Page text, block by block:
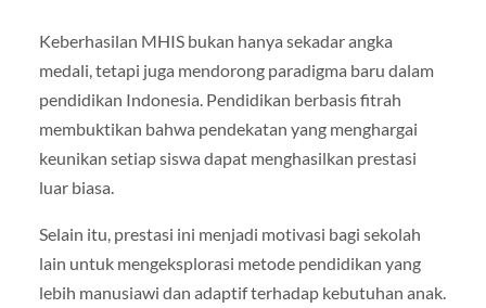
Keberhasilan MHIS bukan hanya sekadar angka
medali, tetapi juga mendorong paradigma baru dalam
pendidikan Indonesia. Pendidikan berbasis fitrah
membuktikan bahwa pendekatan yang menghargai
keunikan setiap siswa dapat menghasilkan prestasi
luar biasa.
Selain itu, prestasi ini menjadi motivasi bagi sekolah
lain untuk mengeksplorasi metode pendidikan yang
lebih manusiawi dan adaptif terhadap kebutuhan anak.